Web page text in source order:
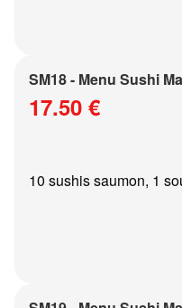
SM18 - Menu Sushi
17.50 €
10 sushis saumon, 1